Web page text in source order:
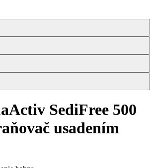
SediFree 500
usadením